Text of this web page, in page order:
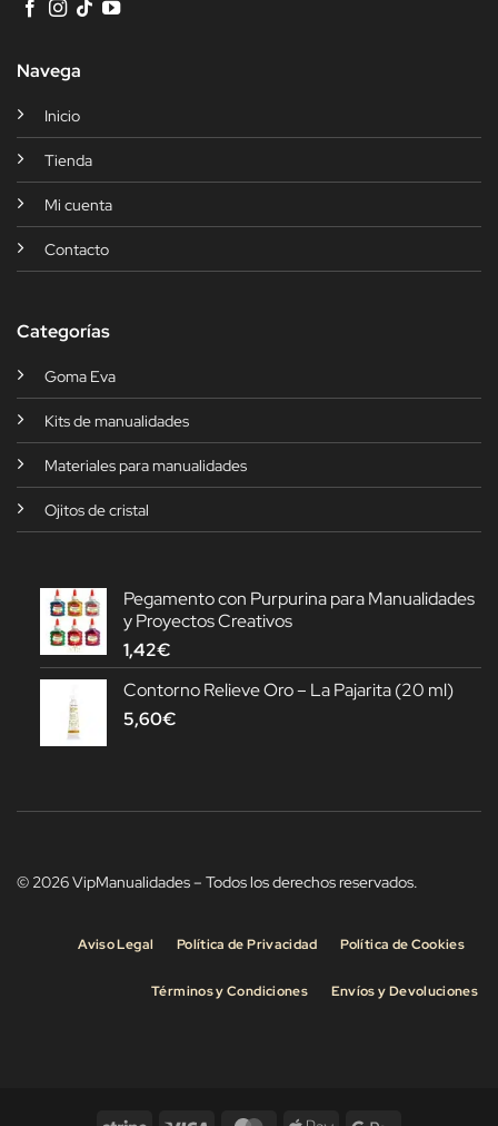
Navega
Inicio
Tienda
Mi cuenta
Contacto
Categorías
Goma Eva
Kits de manualidades
Materiales para manualidades
Ojitos de cristal
Pegamento con Purpurina para Manualidades
y Proyectos Creativos
1,42€
Contorno Relieve Oro – La Pajarita (20 ml)
5,60€
© 2026 VipManualidades – Todos los derechos reservados.
Aviso Legal Política de Privacidad Política de Cookies
Términos y Condiciones Envíos y Devoluciones